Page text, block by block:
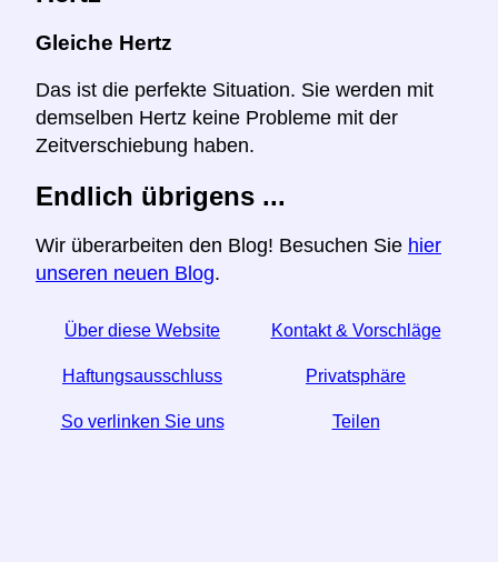
Gleiche Hertz
Das ist die perfekte Situation. Sie werden mit
demselben Hertz keine Probleme mit der
Zeitverschiebung haben.
Endlich übrigens ...
Wir überarbeiten den Blog! Besuchen Sie hier
unseren neuen Blog.
Über diese Website Kontakt & Vorschläge
Haftungsausschluss Privatsphäre
So verlinken Sie uns Teilen